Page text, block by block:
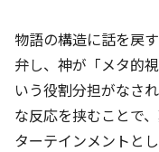
物語の構造に話を戻
弁し、神が「メタ的
いう役割分担がなさ
な反応を挟むことで
ターテインメントと